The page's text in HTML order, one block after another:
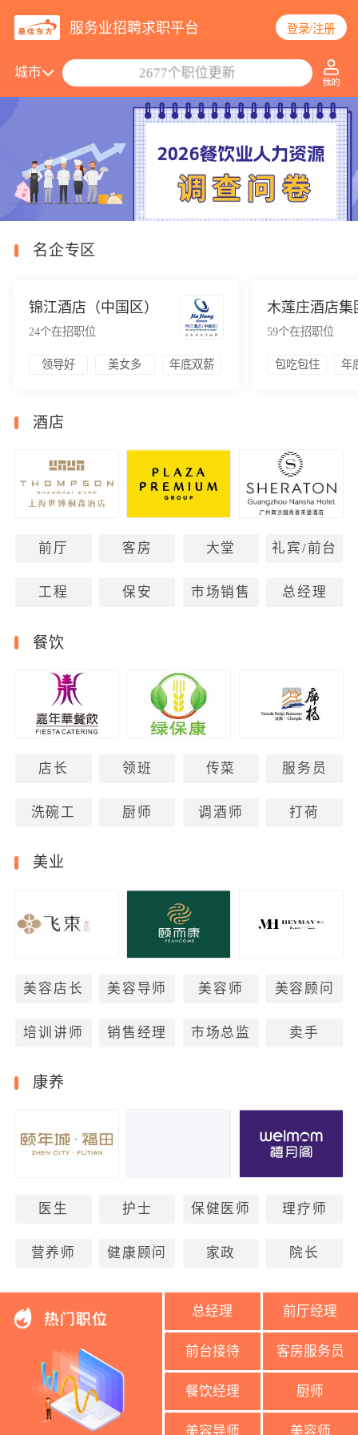
服务业招聘求职平台 登录/注册
城市
2677个职位更新
名企专区
锦江酒店（中国区）
24个在招职位
领导好 美女多 年底双薪
木莲庄酒店集
59个在招职位
包吃包住 年
酒店
前厅 客房 大堂 礼宾/前台
工程 保安 市场销售 总经理
餐饮
店长 领班 传菜 服务员
洗碗工 厨师 调酒师 打荷
美业
美容店长 美容导师 美容师 美容顾问
培训讲师 销售经理 市场总监 卖手
康养
医生 护士 保健医师 理疗师
营养师 健康顾问 家政 院长
总经理 前厅经理
前台接待 客房服务员
餐饮经理 厨师
美容导师 美容师